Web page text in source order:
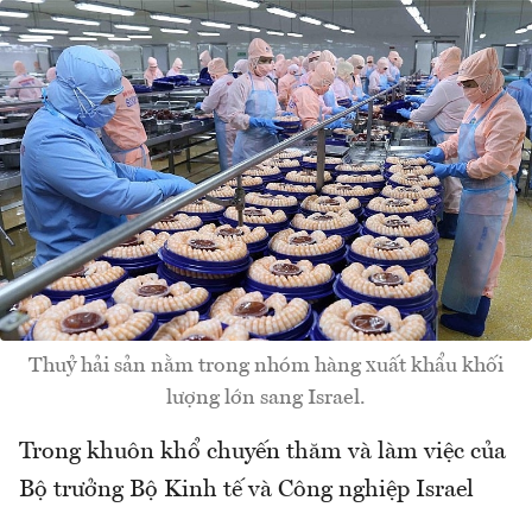
Thuỷ hải sản nằm trong nhóm hàng xuất khẩu khối
lượng lớn sang Israel.
Trong khuôn khổ chuyến thăm và làm việc của
Bộ trưởng Bộ Kinh tế và Công nghiệp Israel